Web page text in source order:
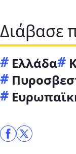
Διάβασε
Ελλάδα